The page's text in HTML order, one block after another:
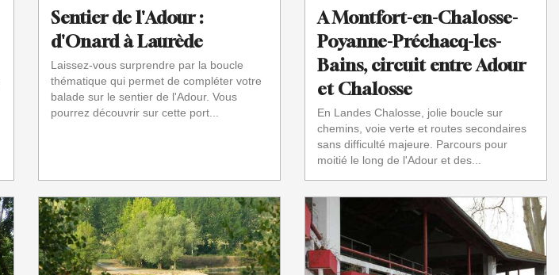
Sentier de l'Adour :
d'Onard à Laurède
Laissez-vous surprendre par la boucle
thématique qui permet de compléter votre
balade sur le sentier de l'Adour. Vous
pourrez découvrir sur cette port...
A Montfort-en-Chalosse-
Poyanne-Préchacq-les-
Bains, circuit entre Adour
et Chalosse
En Landes Chalosse, jolie boucle sur
chemins, voie verte et routes secondaires
sans difficulté majeure. Parcours pour
moitié le long de l'Adour et des...